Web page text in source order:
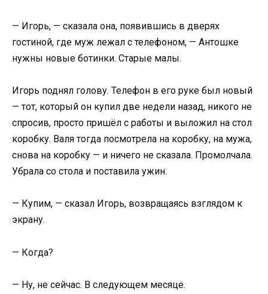
— Игорь, — сказала она, появившись в дверях
гостиной, где муж лежал с телефоном, — Антошке
нужны новые ботинки. Старые малы.
Игорь поднял голову. Телефон в его руке был новый
— тот, который он купил две недели назад, никого не
спросив, просто пришёл с работы и выложил на стол
коробку. Валя тогда посмотрела на коробку, на мужа,
снова на коробку — и ничего не сказала. Промолчала.
Убрала со стола и поставила ужин.
— Купим, — сказал Игорь, возвращаясь взглядом к
экрану.
— Когда?
— Ну, не сейчас. В следующем месяце.